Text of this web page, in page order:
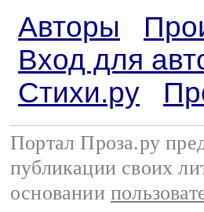
Авторы
Вход для
Стихи.ру
Портал Проза.ру
публикации своих
основании